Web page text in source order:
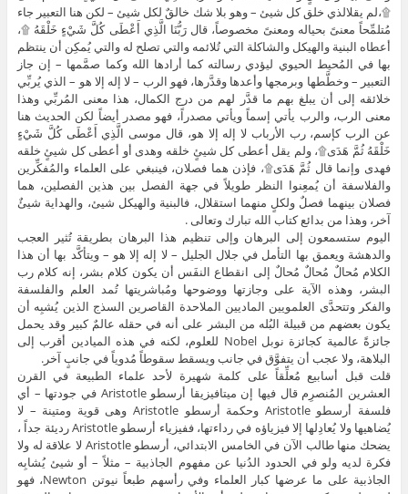
۩،لم يقلالذي خلق كل شيئ – وهو بلا شك خالقٌ لكل شيئ – لكن هنا التعبير جاء
مُتلمِّحاً معنىً بحياله ومعنىً مخصوصاً، قال رَبُّنَا الَّذِي أَعْطَى كُلَّ شَيْءٍ خَلْقَهُ ۩،
أعطاه البنية والهيكل والشاكلة التي تُلائمه والتي تصلح له والتي يُمكِن أن ينتظم
بها في المُحيط الحيوي ليؤدي رسالته كما أرادها الله وكما صمَّمها – إن جاز
التعبير – وخطَّطها وبرمجها وأعدها وقدَّرها، فهو الرب – لا إله إلا هو – الذي يُربِّي
خلائقه إلى أن يبلغ بهم ما قدَّر لهم من درج الكمال، هذا معنى المُربِّي وهذا
معنى الرب، والرب يأتي إسماً ويأتي مصدراً، فهو مصدر أيضاً لكن الحديث هنا
عن الرب كإسم، رب الأرباب لا إله إلا هو، قال موسى الَّذِي أَعْطَى كُلَّ شَيْءٍ
خَلْقَهُ ثُمَّ هَدَى۩، ولم يقل أعطى كل شيئٍ خلقه وهدى أو أعطى كل شيئٍ خلقه
فهدى وإنما قال ثُمَّ هَدَى۩، فإذن هما فصلان، فينبغي على العلماء والمُفكِّرين
والفلاسفة أن يُمعِنوا النظر طويلاً في جهة الفصل بين هذين الفصلين، هما
فصلان بينهما فصلٌ ولكلٍ منهما استقلال، فالبنية والهيكل شيئ، والهداية شيئٌ
آخر، وهذا من بدائع كتاب الله تبارك وتعالى .
اليوم ستسمعون إلى البرهان وإلى تنظيم هذا البرهان بطريقة تُثير العجب
والدهشة ويعمق بها التأمل في جلال الجليل – لا إله إلا هو – ويتأكَّد بها أن هذا
الكلام مُحالٌ مُحالٌ مُحالٌ إلى انقطاع النفَس أن يكون كلام بشر، إنه كلام رب
البشر، وهذه الآية على وجازتها ووضوحها ومُباشريتها تُمد العلم والفلسفة
والفكر وتتحدَّى العلمويين الماديين الملاحدة القاصرين السذج الذين يُشبِه أن
يكون بعضهم من قبيلة البُله من البشر على أنه في حقله عالمٌ كبير وقد يحمل
جائزةً عالمية كجائزة نوبل Nobel للعلوم، لكنه في هذه الميادين أقرب إلى
البلاهة، ولا عجب أن يتفوَّق في جانب ويسقط سقوطاً مُدوياً في جانبٍ آخر.
قلت قبل أسابيع مُعلِّقاً على كلمة شهيرة لأحد علماء الطبيعة في القرن
العشرين المُنصرِم قال فيها إن ميتافيزيقا أرسطو Aristotle في جودتها – أي
فلسفة أرسطو Aristotle وحكمة أرسطو Aristotle وهى قوية ومتينة – لا
يُضاهيها ولا يُعادِلها إلا فيزياؤه في رداءتها، ففيزياء أرسطو Aristotle رديئة جداً ،
يضحك منها طالب الآن في الخامس الابتدائي، أرسطو Aristotle لا علاقة له ولا
فكرة لديه ولو في الحدود الدُنيا عن مفهوم الجاذبية – مثلاً – أو شيئ يُشابِه
الجاذبية على ما عرضها كبار العلماء وفي رأسهم طبعاً نيوتن Newton، فهو